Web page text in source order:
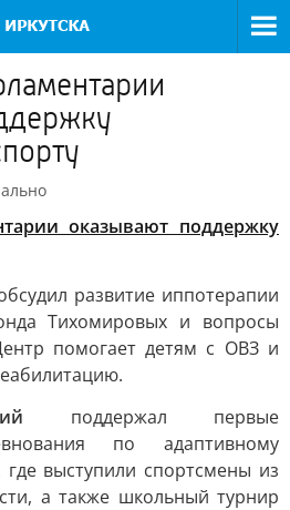
оказывают поддержку
развитие иппотерапии
Тихомировых и вопросы
помогает детям с ОВЗ и
поддержал первые
по адаптивному
выступили спортсмены из
а также школьный турнир